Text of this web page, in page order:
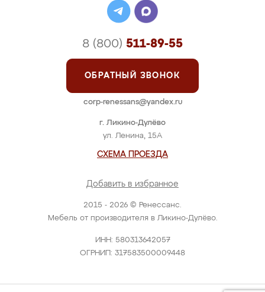
2015 - 2026 © Ренессанс.
Мебель от производителя в Ликино-Дулёво.
ИНН: 580313642057
ОГРНИП: 317583500009448
г. Ликино-Дулёво
ул. Ленина, 15А
СХЕМА ПРОЕЗДА
Добавить в избранное
8 (800) 511-89-55
ОБРАТНЫЙ ЗВОНОК
corp-renessans@yandex.ru